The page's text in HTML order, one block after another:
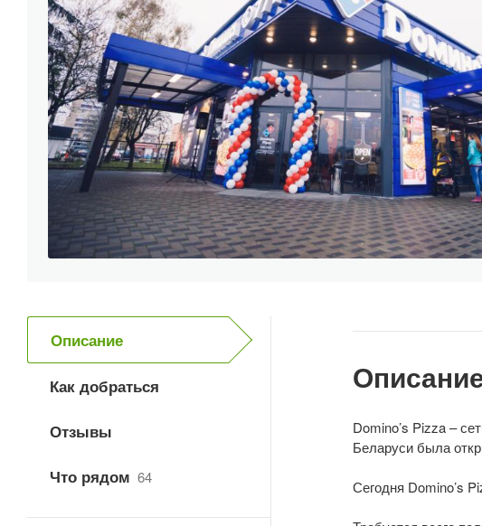
Описание
Как добраться
Отзывы
Что рядом 64
Domino’s Pizza –
Беларуси была
Сегодня Domino’s